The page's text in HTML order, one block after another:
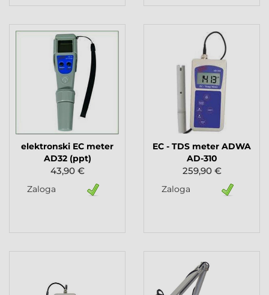
elektronski EC meter
AD32 (ppt)
43,90 €
Zaloga
EC - TDS meter ADWA
AD-310
259,90 €
Zaloga